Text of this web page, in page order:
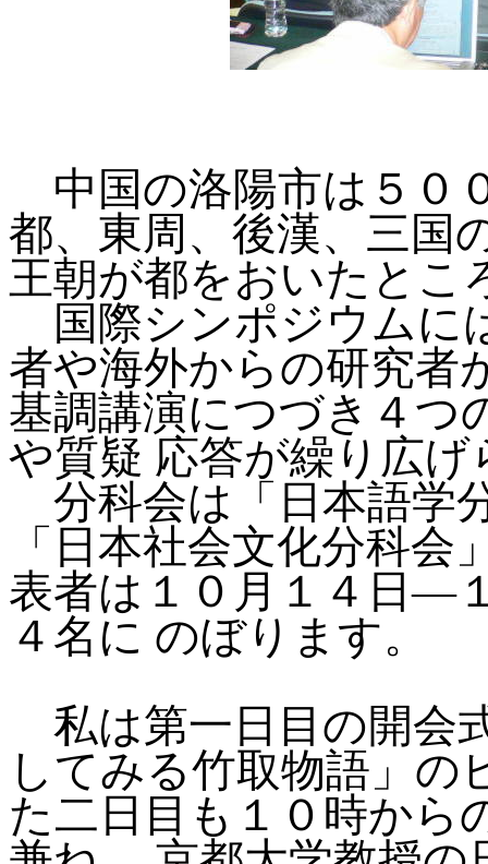
中国の洛陽市は５０
都、東周、後漢、三国
王朝が都をおいたとこ
国際シンポジウムに
者や海外からの研究者
基調講演につづき４つ
や質疑 応答が繰り広
分科会は「日本語学
「日本社会文化分科
表者は１０月１４日―
４名に のぼります。
私は第一日目の開会
してみる竹取物語」の
た二日目も１０時から